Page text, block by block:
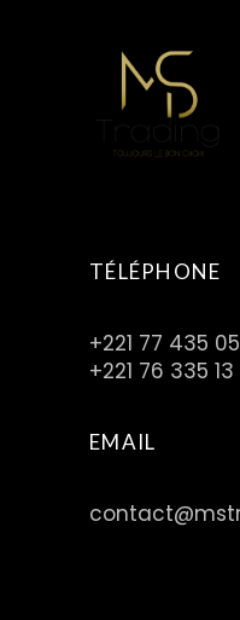
TÉLÉPHONE
+221 77 435
+221 76 335 13
EMAIL